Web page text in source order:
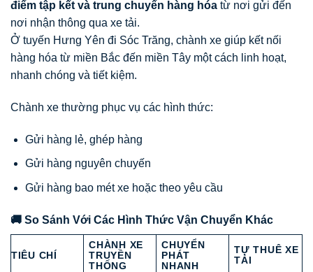
điểm tập kết và trung chuyển hàng hóa từ nơi gửi đến
nơi nhận thông qua xe tải.
Ở tuyến Hưng Yên đi Sóc Trăng, chành xe giúp kết nối
hàng hóa từ miền Bắc đến miền Tây một cách linh hoạt,
nhanh chóng và tiết kiệm.
Chành xe thường phục vụ các hình thức:
Gửi hàng lẻ, ghép hàng
Gửi hàng nguyên chuyến
Gửi hàng bao mét xe hoặc theo yêu cầu
🚚 So Sánh Với Các Hình Thức Vận Chuyển Khác
TIÊU CHÍ
CHÀNH XE
TRUYỀN
THỐNG
CHUYỂN
PHÁT
NHANH
TỰ THUÊ XE
TẢI